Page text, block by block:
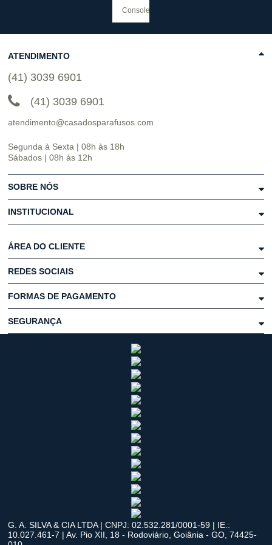
ATENDIMENTO
(41) 3039 6901
(41) 3039 6901
atendimento@casadosparafusos.com
Segunda à Sexta | 08h às 18h
Sábados | 08h às 12h
SOBRE NÓS
INSTITUCIONAL
ÁREA DO CLIENTE
REDES SOCIAIS
FORMAS DE PAGAMENTO
SEGURANÇA
G. A. SILVA & CIA LTDA | CNPJ: 02.532.281/0001-59 | IE.:
10.027.461-7 | Av. Pio XII, 18 - Rodoviário, Goiânia - GO, 74425-